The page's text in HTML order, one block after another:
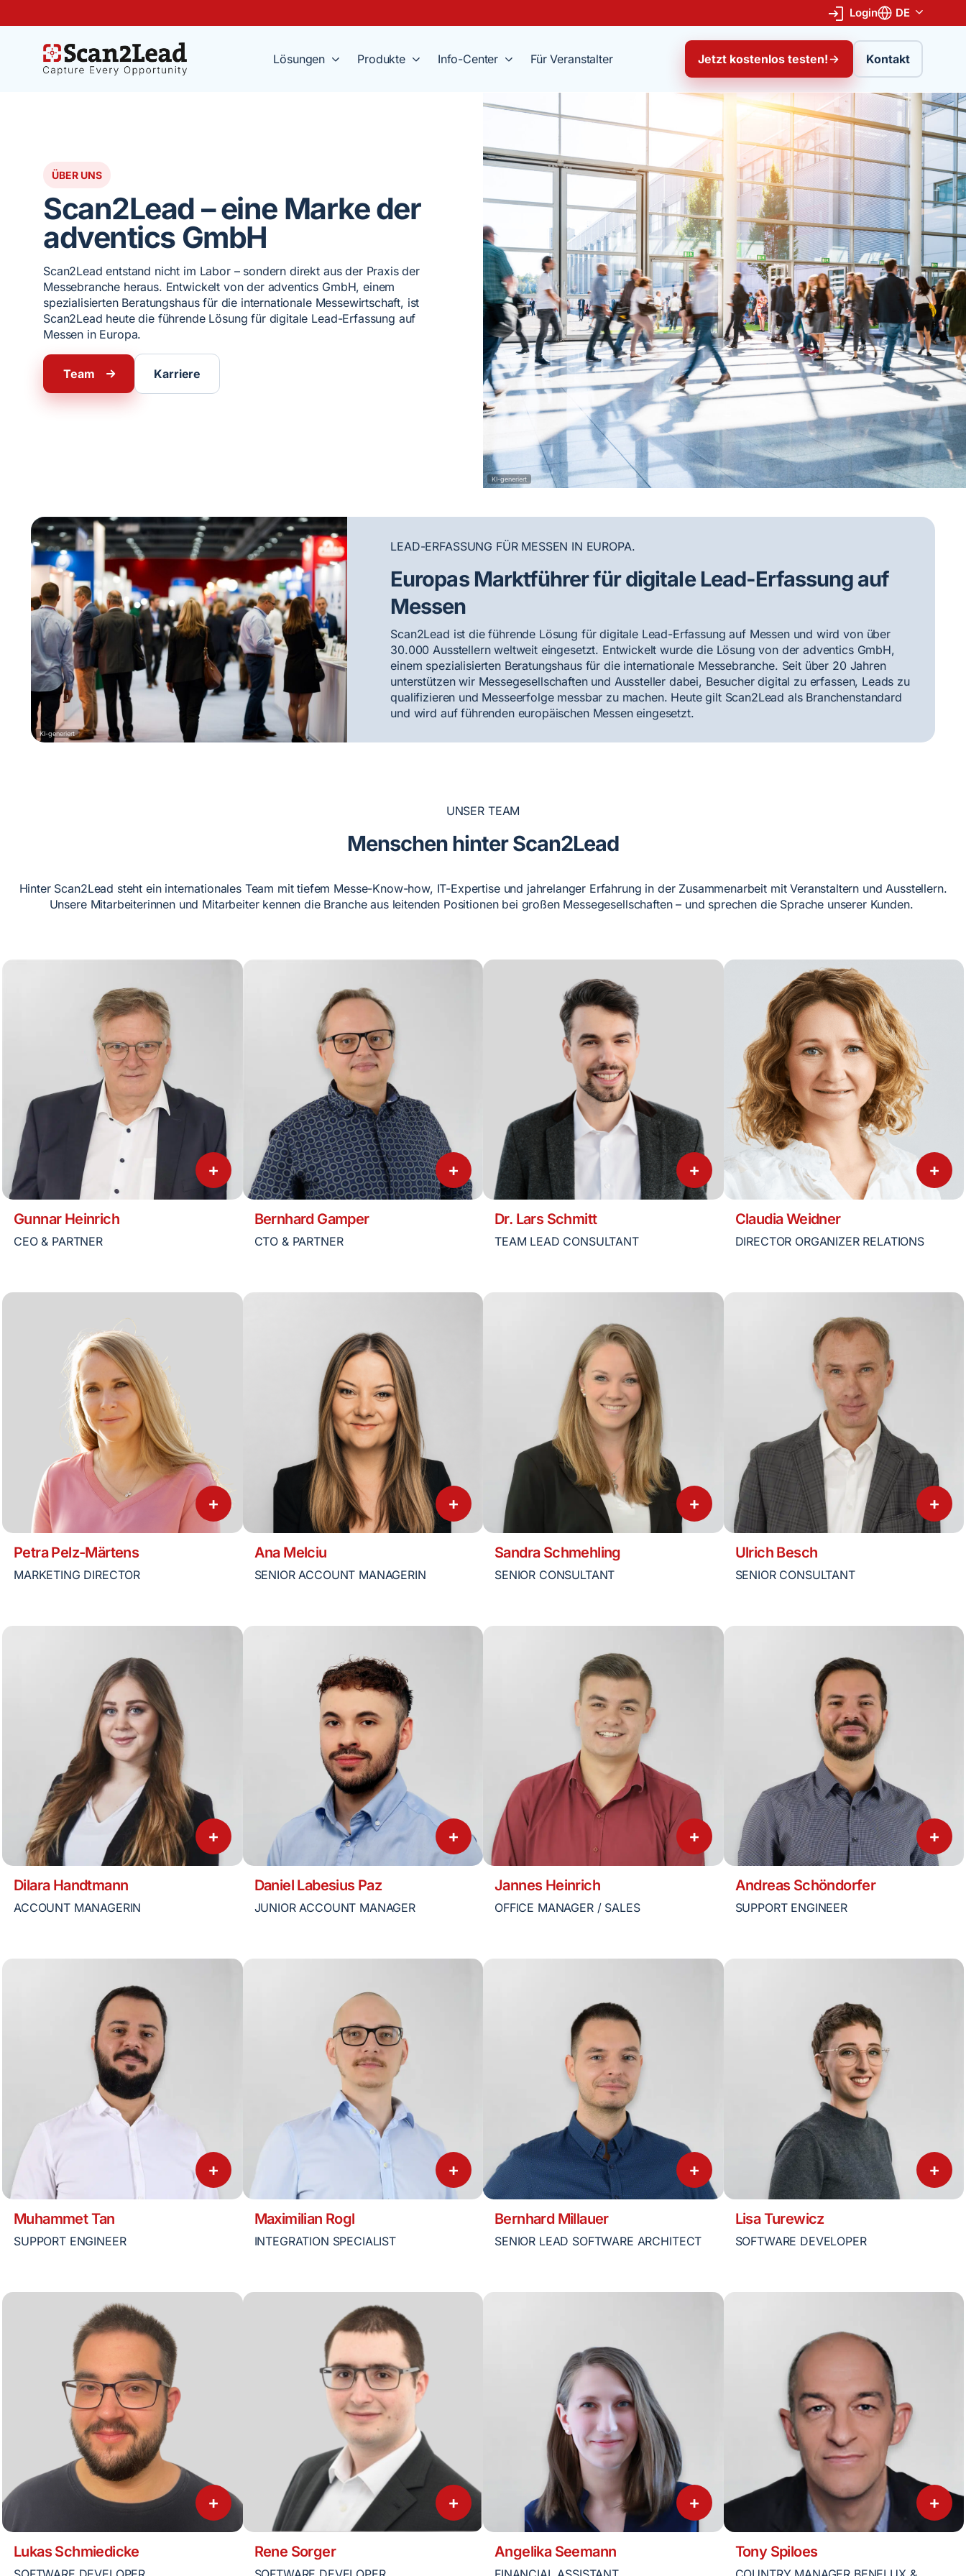
Login DE
Lösungen Produkte Info-Center Für Veranstalter Jetzt kostenlos testen! Kontakt
ÜBER UNS
Scan2Lead – eine Marke der
adventics GmbH
Scan2Lead entstand nicht im Labor – sondern direkt aus der Praxis der
Messebranche heraus. Entwickelt von der adventics GmbH, einem
spezialisierten Beratungshaus für die internationale Messewirtschaft, ist
Scan2Lead heute die führende Lösung für digitale Lead-Erfassung auf
Messen in Europa.
Team Karriere
KI-generiert
KI-generiert
LEAD-ERFASSUNG FÜR MESSEN IN EUROPA.
Europas Marktführer für digitale Lead-Erfassung auf
Messen
Scan2Lead ist die führende Lösung für digitale Lead-Erfassung auf Messen und wird von über
30.000 Ausstellern weltweit eingesetzt. Entwickelt wurde die Lösung von der adventics GmbH,
einem spezialisierten Beratungshaus für die internationale Messebranche. Seit über 20 Jahren
unterstützen wir Messegesellschaften und Aussteller dabei, Besucher digital zu erfassen, Leads zu
qualifizieren und Messeerfolge messbar zu machen. Heute gilt Scan2Lead als Branchenstandard
und wird auf führenden europäischen Messen eingesetzt.
UNSER TEAM
Menschen hinter Scan2Lead
Hinter Scan2Lead steht ein internationales Team mit tiefem Messe-Know-how, IT-Expertise und jahrelanger Erfahrung in der Zusammenarbeit mit Veranstaltern und Ausstellern.
Unsere Mitarbeiterinnen und Mitarbeiter kennen die Branche aus leitenden Positionen bei großen Messegesellschaften – und sprechen die Sprache unserer Kunden.
+
Gunnar Heinrich
CEO & PARTNER
+
Bernhard Gamper
CTO & PARTNER
+
Dr. Lars Schmitt
TEAM LEAD CONSULTANT
+
Claudia Weidner
DIRECTOR ORGANIZER RELATIONS
+
Petra Pelz-Märtens
MARKETING DIRECTOR
+
Ana Melciu
SENIOR ACCOUNT MANAGERIN
+
Sandra Schmehling
SENIOR CONSULTANT
+
Ulrich Besch
SENIOR CONSULTANT
+
Dilara Handtmann
ACCOUNT MANAGERIN
+
Daniel Labesius Paz
JUNIOR ACCOUNT MANAGER
+
Jannes Heinrich
OFFICE MANAGER / SALES
+
Andreas Schöndorfer
SUPPORT ENGINEER
+
Muhammet Tan
SUPPORT ENGINEER
+
Maximilian Rogl
INTEGRATION SPECIALIST
+
Bernhard Millauer
SENIOR LEAD SOFTWARE ARCHITECT
+
Lisa Turewicz
SOFTWARE DEVELOPER
+
Lukas Schmiedicke
+
Rene Sorger
+
Angelika Seemann
+
Tony Spiloes